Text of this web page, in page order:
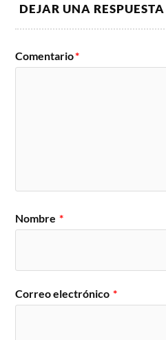
DEJAR UNA RESPUESTA
Comentario*
Nombre *
Correo electrónico *